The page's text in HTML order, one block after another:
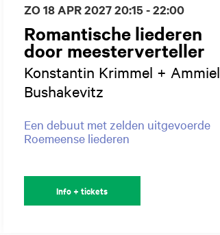
Romantische liederen
door meesterverteller
Konstantin Krimmel + Ammiel
Bushakevitz
Een debuut met zelden uitgevoerde
Roemeense liederen
ZO 18 APR 202720:15 - 22:00
Info + tickets